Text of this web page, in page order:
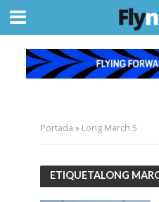
Portada » Long March 5
ETIQUETALONG